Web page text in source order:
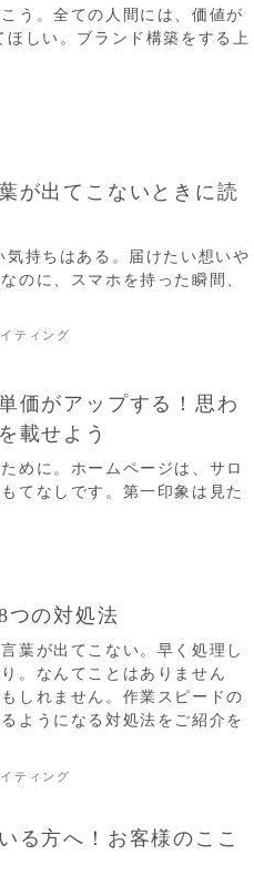
う。全ての人間には、価値が
しい。ブランド構築をする上
が出てこないときに読
持ちはある。届けたい想いや
のに、スマホを持った瞬間、
ティング
価がアップする！思わ
載せよう
めに。ホームページは、サロ
てなしです。第一印象は見た
つの対処法
葉が出てこない。早く処理し
。なんてことはありません
しれません。作業スピードの
ようになる対処法をご紹介を
ティング
る方へ！お客様のここ